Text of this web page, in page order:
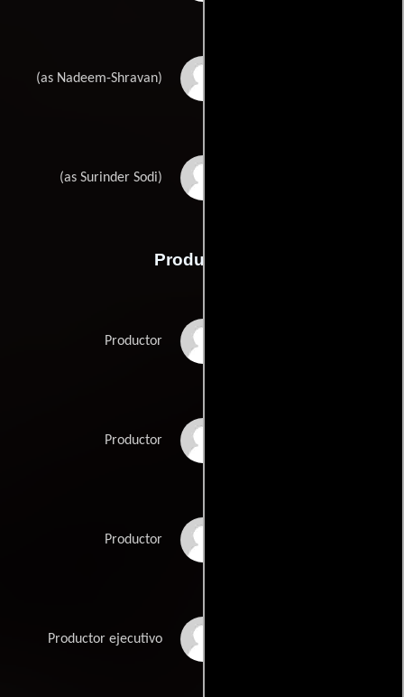
(as Nadeem-Shravan)
(as Surinder Sodi)
Producción
Productor
Productor
Productor
Productor ejecutivo